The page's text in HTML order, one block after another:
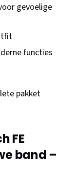
gevoelige
functies
pakket
FE
band –